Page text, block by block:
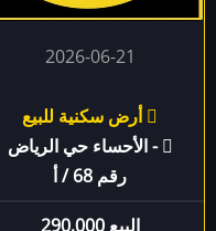
2026-06-21
أرض سكنية للبيع
- الأحساء حي الرياض
رقم 68 / أ
البيع 290,000